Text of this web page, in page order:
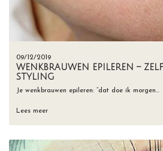
09/12/2019
WENKBRAUWEN EPILEREN –
STYLING
Je wenkbrauwen epileren: “dat doe ik morgen…
Lees meer